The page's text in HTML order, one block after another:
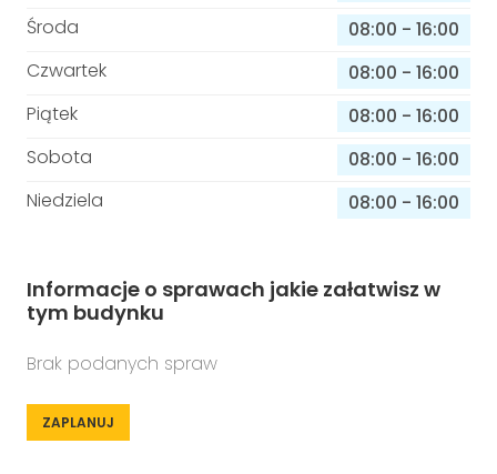
Środa
08:00 - 16:00
Czwartek
08:00 - 16:00
Piątek
08:00 - 16:00
Sobota
08:00 - 16:00
Niedziela
08:00 - 16:00
Informacje o sprawach jakie załatwisz w
tym budynku
Brak podanych spraw
ZAPLANUJ